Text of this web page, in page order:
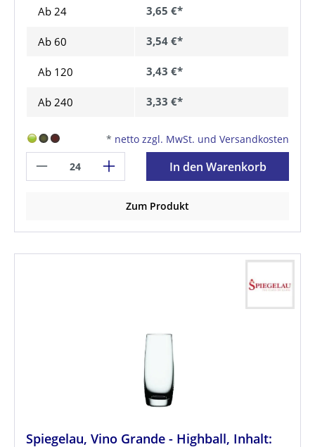
Ab 24 3,65 €*
Ab 60 3,54 €*
Ab 120 3,43 €*
Ab 240 3,33 €*
* netto zzgl. MwSt. und Versandkosten
In den Warenkorb
Zum Produkt
Spiegelau, Vino Grande - Highball, Inhalt: